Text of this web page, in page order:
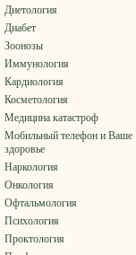
Диетология
Диабет
Зоонозы
Иммунология
Кардиология
Косметология
Медицина катастроф
Мобильный телефон и Ваше
здоровье
Наркология
Онкология
Офтальмология
Психология
Проктология